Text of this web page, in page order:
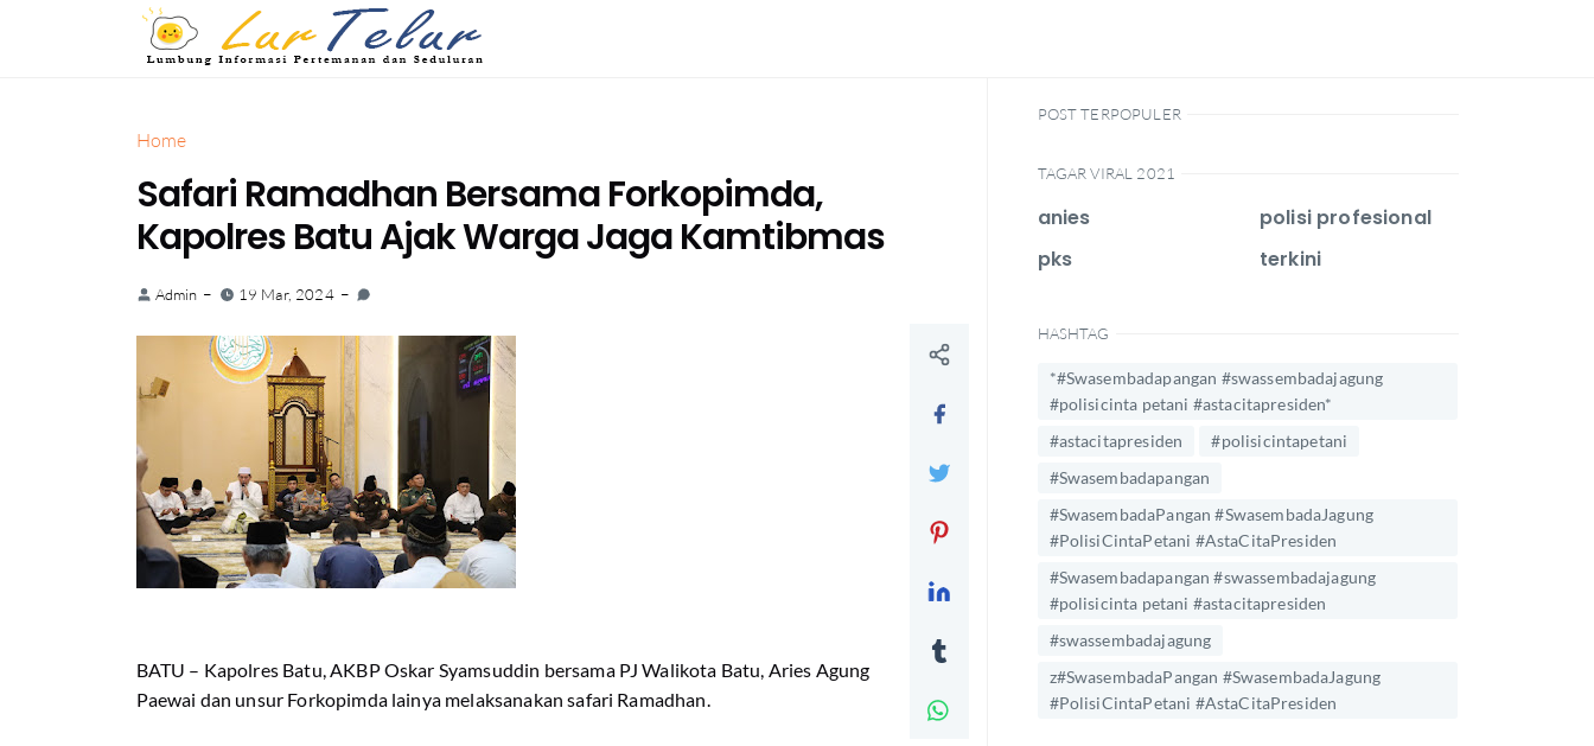
Home
Safari Ramadhan Bersama Forkopimda,
Kapolres Batu Ajak Warga Jaga Kamtibmas
Admin 19 Mar, 2024
BATU – Kapolres Batu, AKBP Oskar Syamsuddin bersama PJ Walikota Batu, Aries Agung
Paewai dan unsur Forkopimda lainya melaksanakan safari Ramadhan.
POST TERPOPULER
TAGAR VIRAL 2021
anies
pks
polisi profesional
terkini
HASHTAG
*#Swasembadapangan #swassembadajagung
#polisicinta petani #astacitapresiden*
#astacitapresiden
#polisicintapetani
#Swasembadapangan
#SwasembadaPangan #SwasembadaJagung
#PolisiCintaPetani #AstaCitaPresiden
#Swasembadapangan #swassembadajagung
#polisicinta petani #astacitapresiden
#swassembadajagung
z#SwasembadaPangan #SwasembadaJagung
#PolisiCintaPetani #AstaCitaPresiden